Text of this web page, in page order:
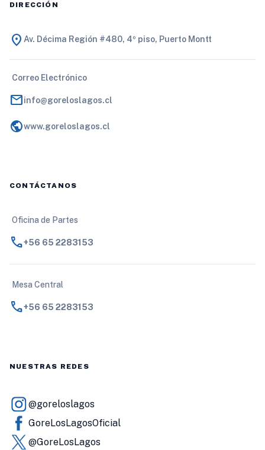
DIRECCIÓN
location_on Av. Décima Región #480, 4º piso, Puerto Montt
Correo Electrónico
mailinfo@goreloslagos.cl
publicwww.goreloslagos.cl
CONTÁCTANOS
Oficina de Partes
call+56 65 2283153
Mesa Central
call+56 65 2283153
NUESTRAS REDES
@goreloslagos
GoreLosLagosOficial
@GoreLosLagos